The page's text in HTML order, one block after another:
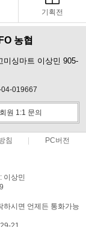
기획전
농협
미싱마트 이상민 905-
019667
원 1:1 문의
침 PC버전
이상민
시면 언제든 통화가능
21